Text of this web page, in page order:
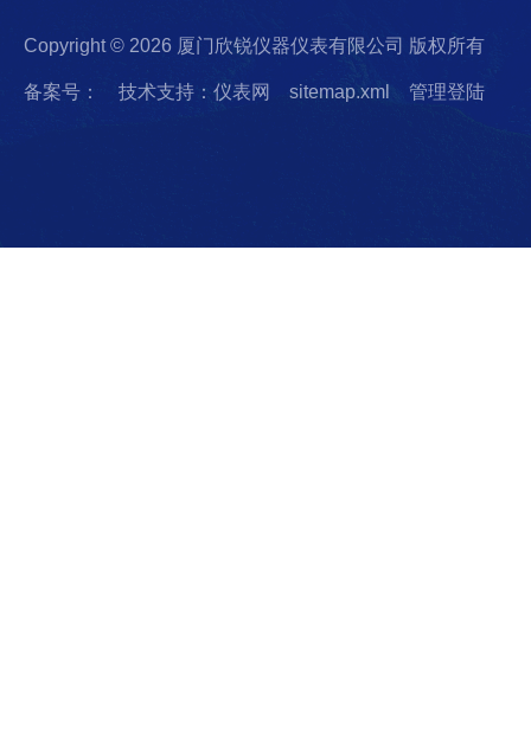
Copyright © 2026 厦门欣锐仪器仪表有限公司 版权所有
备案号： 技术支持：仪表网 sitemap.xml 管理登陆